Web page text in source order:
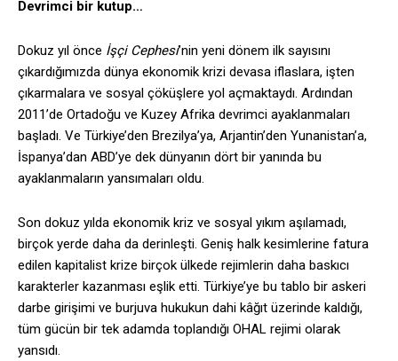
Devrimci bir kutup…
Dokuz yıl önce İşçi Cephesi’nin yeni dönem ilk sayısını
çıkardığımızda dünya ekonomik krizi devasa iflaslara, işten
çıkarmalara ve sosyal çöküşlere yol açmaktaydı. Ardından
2011’de Ortadoğu ve Kuzey Afrika devrimci ayaklanmaları
başladı. Ve Türkiye’den Brezilya’ya, Arjantin’den Yunanistan’a,
İspanya’dan ABD’ye dek dünyanın dört bir yanında bu
ayaklanmaların yansımaları oldu.
Son dokuz yılda ekonomik kriz ve sosyal yıkım aşılamadı,
birçok yerde daha da derinleşti. Geniş halk kesimlerine fatura
edilen kapitalist krize birçok ülkede rejimlerin daha baskıcı
karakterler kazanması eşlik etti. Türkiye’ye bu tablo bir askeri
darbe girişimi ve burjuva hukukun dahi kâğıt üzerinde kaldığı,
tüm gücün bir tek adamda toplandığı OHAL rejimi olarak
yansıdı.